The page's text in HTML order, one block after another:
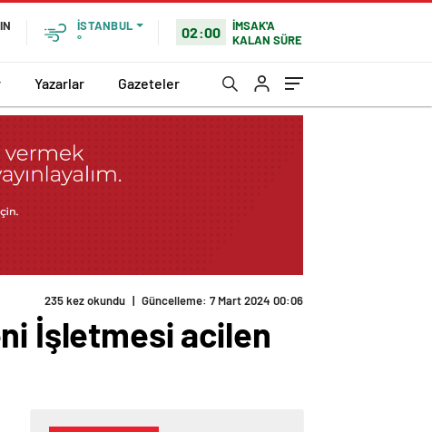
İSTANBUL
°
02:00
İMSAK'A
KALAN SÜRE
Yazarlar Gazeteler
235 kez okundu | Güncelleme: 7 Mart 2024 00:06
İşletmesi acilen